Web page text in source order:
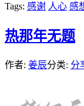
Tags: 感谢 人心 感
热那年无题
作者: 姜辰分类: 分